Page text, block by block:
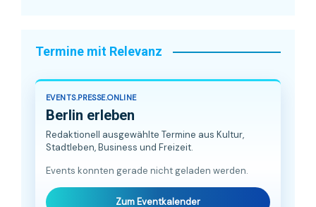
Termine mit Relevanz
EVENTS.PRESSE.ONLINE
Berlin erleben
Redaktionell ausgewählte Termine aus Kultur,
Stadtleben, Business und Freizeit.
Events konnten gerade nicht geladen werden.
Zum Eventkalender